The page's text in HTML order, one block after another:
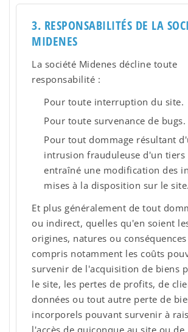
3. RESPONSABILITÉS DE LA
MIDENES
La société Midenes décline toute
responsabilité :
Pour toute interruption du site.
Pour toute survenance de bugs.
Pour tout dommage résultant
intrusion frauduleuse d'un tiers
entraîné une modification des
mises à la disposition sur le site.
Et plus généralement de tout
ou indirect, quelles qu'en soient
origines, natures ou conséquences
compris notamment les coûts
survenir de l'acquisition de biens
le site, les pertes de profits, de
données ou tout autre perte de
incorporels pouvant survenir à